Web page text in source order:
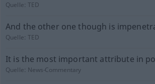
Quelle:TED
And the other one though is
Quelle:TED
It is the most important attribute in
Quelle: News-Commentary